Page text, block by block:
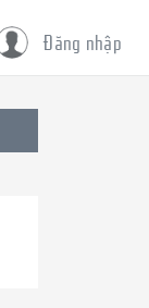
Đăng nhập